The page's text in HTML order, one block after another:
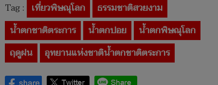
Tag : เที่ยวพิษณุโลก
ธรรมชาติสวยงาม
น้ำตกชาติตระการ
น้ำตกปอย
น้ำตกพิษณุโลก
ฤดูฝน
อุทยานแห่งชาติน้ำตกชาติตระการ